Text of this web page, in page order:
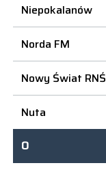
Niepokalanów
Norda FM
Nowy Świat RNŚ
Nuta
O